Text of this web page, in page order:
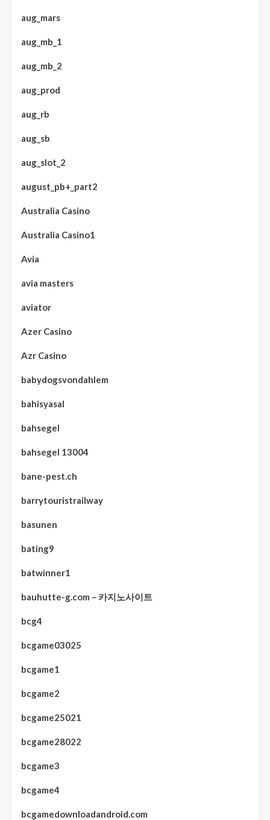
aug_mars
aug_mb_1
aug_mb_2
aug_prod
aug_rb
aug_sb
aug_slot_2
august_pb+_part2
Australia Casino
Australia Casino1
Avia
avia masters
aviator
Azer Casino
Azr Casino
babydogsvondahlem
bahisyasal
bahsegel
bahsegel 13004
bane-pest.ch
barrytouristrailway
basunen
bating9
batwinner1
bauhutte-g.com – 카지노사이트
bcg4
bcgame03025
bcgame1
bcgame2
bcgame25021
bcgame28022
bcgame3
bcgame4
bcgamedownloadandroid.com